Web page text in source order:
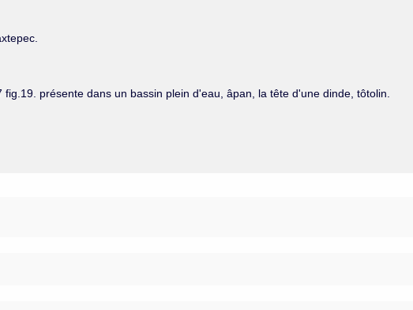
présente dans un bassin plein d'eau, âpan, la tête d'une dinde, tôtolin.